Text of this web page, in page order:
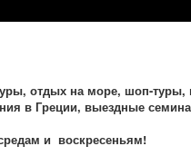
отдых на море, шоп-туры,
в Греции, выездные
и воскресеньям!